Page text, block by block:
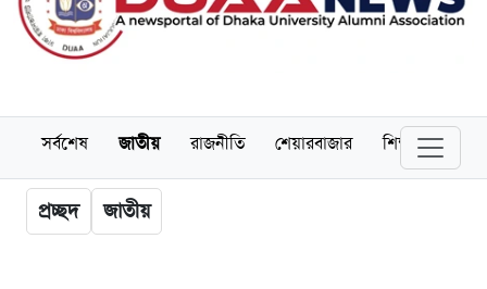
সর্বশেষ জাতীয় রাজনীতি শেয়ারবাজার শিক্ষা
প্রচ্ছদ জাতীয়